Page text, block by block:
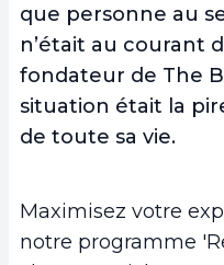
que personne au
n’était au courant
fondateur de The
situation était la
de toute sa vie.
Maximisez votre
notre programme